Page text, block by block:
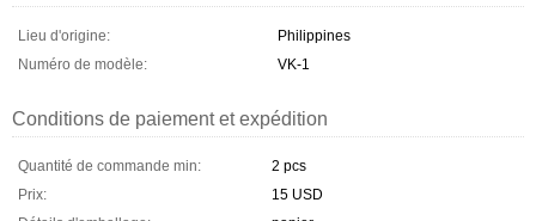
Lieu d'origine:
Philippines
Numéro de modèle:
VK-1
Conditions de paiement et expédition
Quantité de commande min:
2 pcs
Prix:
15 USD